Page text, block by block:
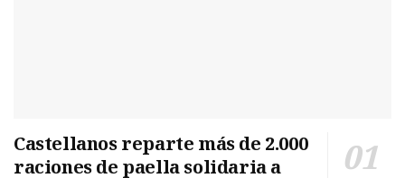
Castellanos reparte más de 2.000
raciones de paella solidaria a